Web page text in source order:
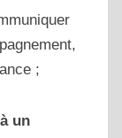
;
un